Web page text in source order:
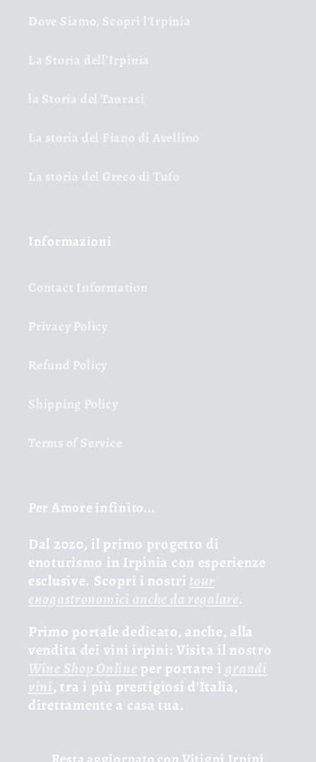
Dove Siamo, Scopri l'Irpinia
La Storia dell'Irpinia
la Storia del Taurasi
La storia del Fiano di Avellino
La storia del Greco di Tufo
Informazioni
Contact Information
Privacy Policy
Refund Policy
Shipping Policy
Terms of Service
Per Amore infinito...
Dal 2020, il primo progetto di
enoturismo in Irpinia con esperienze
esclusive. Scopri i nostri tour
enogastronomici anche da regalare.
Primo portale dedicato, anche, alla
vendita dei vini irpini: Visita il nostro
Wine Shop Online per portare i grandi
vini, tra i più prestigiosi d'Italia,
direttamente a casa tua.